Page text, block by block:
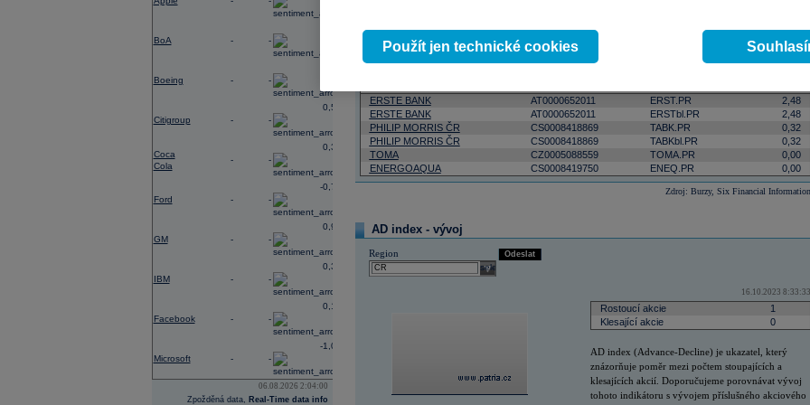
BoA - -
Boeing - -
Citigroup - -
0,56
Coca
Cola
- -
0,31
Ford - -
-0,77
GM - -
0,96
IBM - -
0,33
Facebook - -
0,14
Microsoft - -
-1,09
06.08.2026 2:04:00
Zpožděná data, Real-Time data info
Odeslat
05.08.2026 0:00:00
ERSTE BANK
AT0000652011 ERST.PR
2,48
ERSTE BANK
AT0000652011 ERSTbl.PR
2,48
PHILIP MORRIS ČR
CS0008418869 TABK.PR
0,32
PHILIP MORRIS ČR
CS0008418869 TABKbl.PR
0,32
TOMA
CZ0005088559 TOMA.PR
0,00
ENERGOAQUA
CS0008419750 ENEQ.PR 0,00
Zdroj: Burzy, Six Financial Information
AD index - vývoj
Region
select
Odeslat
16.10.2023 8:33:33
Rostoucí akcie
1
Klesající akcie
0
AD index (Advance-Decline) je ukazatel, který
znázorňuje poměr mezi počtem stoupajících a
klesajících akcií. Doporučujeme porovnávat vývoj
tohoto indikátoru s vývojem příslušného akciového
Použít jen technické cookies